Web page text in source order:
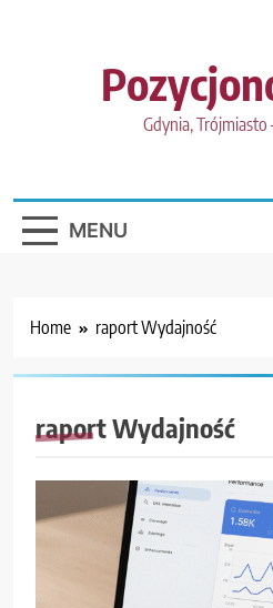
Gdynia, Trójmiasto
MENU
Home raport Wydajność
raport Wydajność